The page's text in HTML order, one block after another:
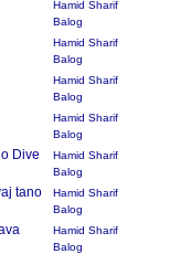
Hamid Sharif
Balog
Hamid Sharif
Balog
Hamid Sharif
Balog
Hamid Sharif
Balog
Dive
Hamid Sharif
Balog
tano
Hamid Sharif
Balog
Hamid Sharif
Balog